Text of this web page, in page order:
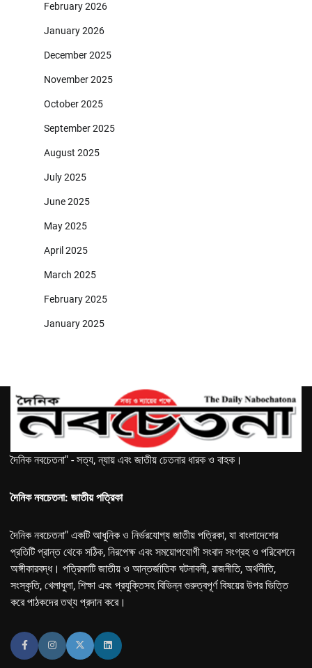
February 2026
January 2026
December 2025
November 2025
October 2025
September 2025
August 2025
July 2025
June 2025
May 2025
April 2025
March 2025
February 2025
January 2025
দৈনিক নবচেতনা" - সত্য, ন্যায় এবং জাতীয় চেতনার ধারক ও বাহক।
দৈনিক নবচেতনা: জাতীয় পত্রিকা
দৈনিক নবচেতনা" একটি আধুনিক ও নির্ভরযোগ্য জাতীয় পত্রিকা, যা বাংলাদেশের
প্রতিটি প্রান্ত থেকে সঠিক, নিরপেক্ষ এবং সময়োপযোগী সংবাদ সংগ্রহ ও পরিবেশনে
অঙ্গীকারবদ্ধ। পত্রিকাটি জাতীয় ও আন্তর্জাতিক ঘটনাবলী, রাজনীতি, অর্থনীতি,
সংস্কৃতি, খেলাধুলা, শিক্ষা এবং প্রযুক্তিসহ বিভিন্ন গুরুত্বপূর্ণ বিষয়ের উপর ভিত্তি
করে পাঠকদের তথ্য প্রদান করে।